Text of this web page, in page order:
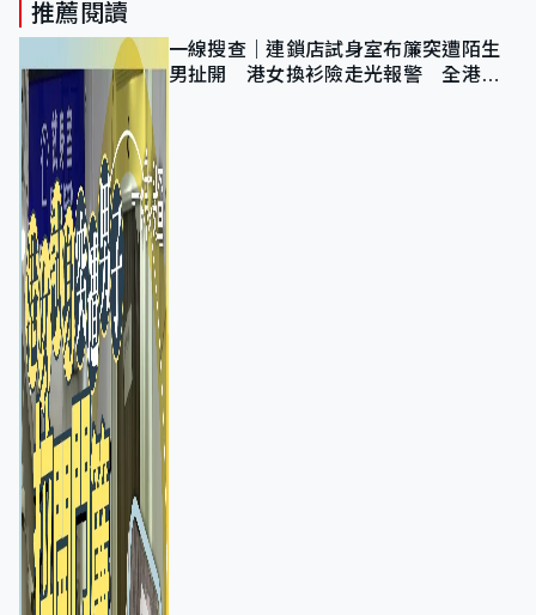
推薦閱讀
一線搜查｜連鎖店試身室布簾突遭陌生
男扯開 港女換衫險走光報警 全港分